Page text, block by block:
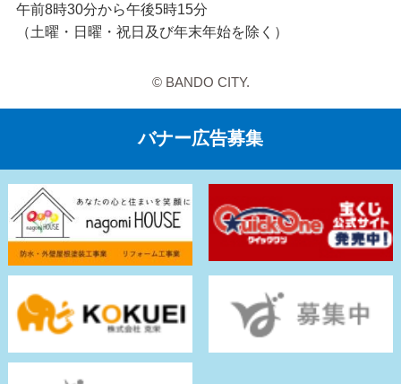
午前8時30分から午後5時15分
（土曜・日曜・祝日及び年末年始を除く）
© BANDO CITY.
バナー広告募集